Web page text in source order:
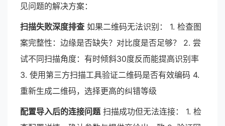
见问题的解决方案：
扫描失败深度排查 如果二维码无法识别： 1. 检查图
案完整性：边缘是否缺失？对比度是否足够？ 2. 尝
试不同扫描角度：有时倾斜30度反而能提高识别率
3. 使用第三方扫描工具验证二维码是否有效编码 4.
重新生成二维码，选择更高的纠错等级
配置导入后的连接问题扫描成功但无法连接： 1. 检